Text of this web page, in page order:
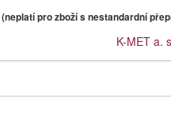
(neplatí pro zboží s nestandardní
K-MET a.